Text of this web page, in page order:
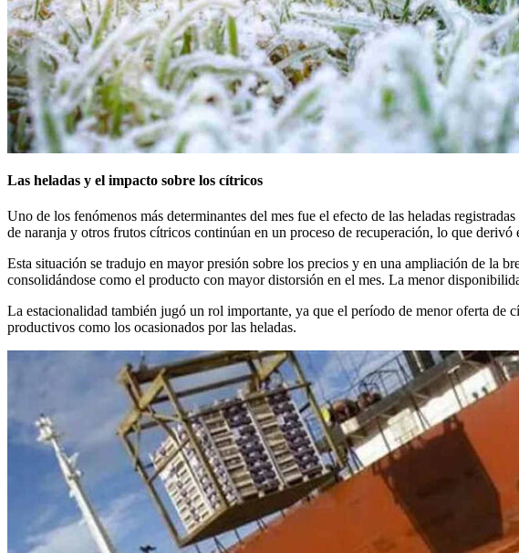
Las heladas y el impacto sobre los cítricos
Uno de los fenómenos más determinantes del mes fue el efecto de las heladas
de naranja y otros frutos cítricos continúan en un proceso de recuperación, lo que derivó
Esta situación se tradujo en mayor presión sobre los precios y en una ampliación de la
consolidándose como el producto con mayor distorsión en el mes. La menor
La estacionalidad también jugó un rol importante, ya que el período de menor oferta de
productivos como los ocasionados por las heladas.